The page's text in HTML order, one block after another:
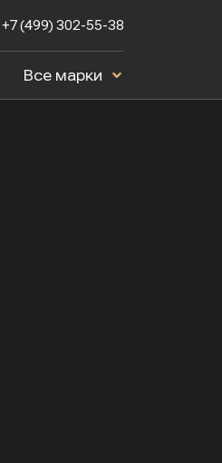
+7 (499) 302-55-38
Все марки